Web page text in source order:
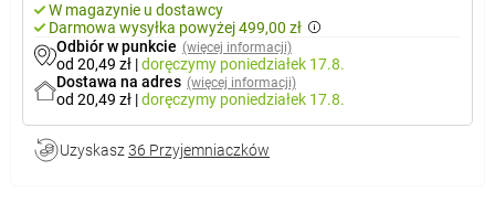
W magazynie u dostawcy
Darmowa wysyłka powyżej 499,00 zł
Odbiór w punkcie (więcej informacji)
od 20,49 zł |doręczymy poniedziałek 17.8.
Dostawa na adres (więcej informacji)
od 20,49 zł |doręczymy poniedziałek 17.8.
Uzyskasz 36 Przyjemniaczków